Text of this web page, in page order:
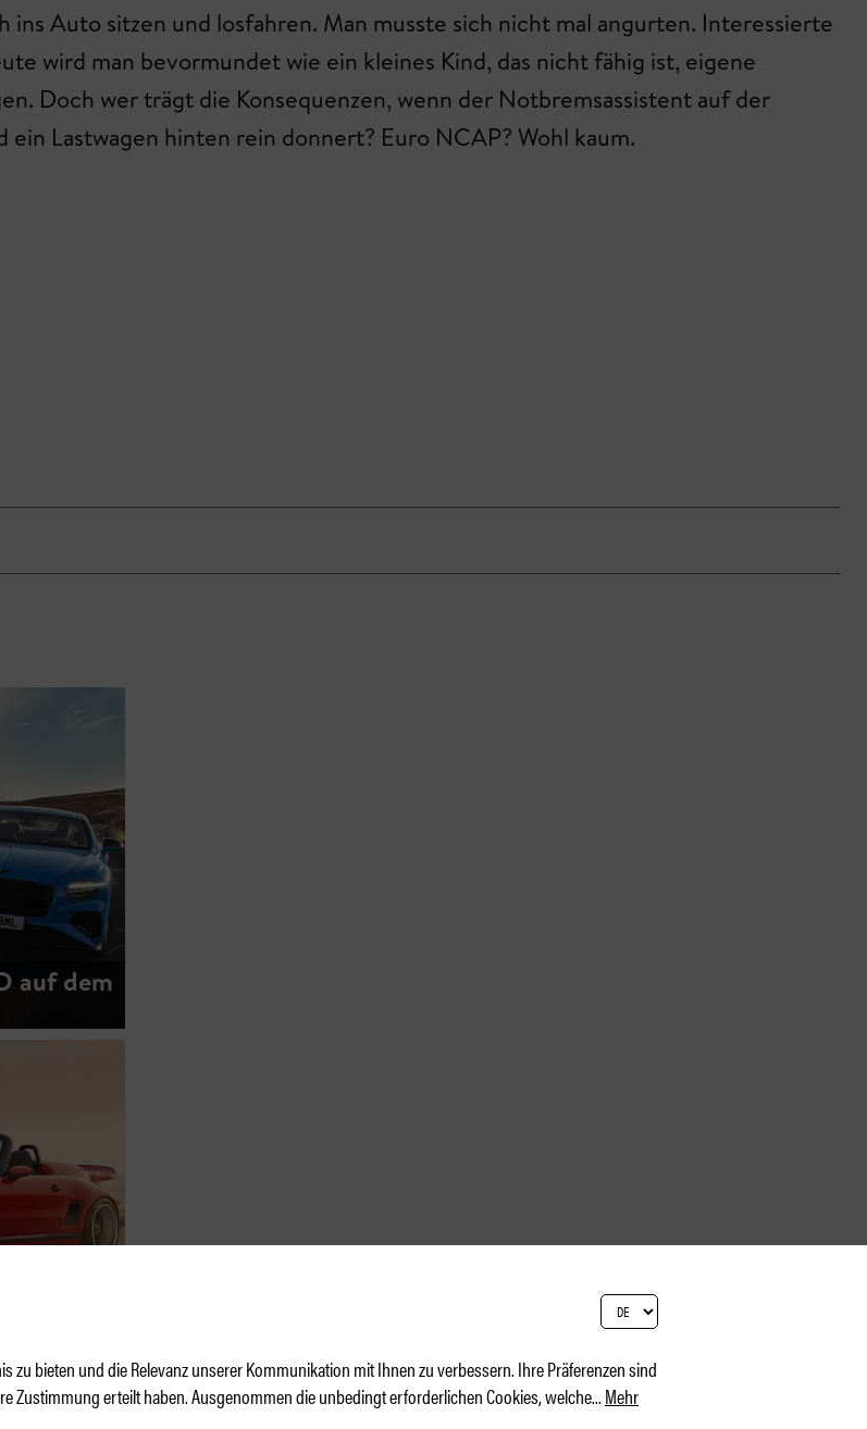
ins Auto sitzen und losfahren. Man musste sich nicht mal angurten. Interessierte
wird man bevormundet wie ein kleines Kind, das nicht fähig ist, eigene
Doch wer trägt die Konsequenzen, wenn der Notbremsassistent auf der
Lastwagen hinten rein donnert? Euro NCAP? Wohl kaum.
auf dem
–
zu bieten und die Relevanz unserer Kommunikation mit Ihnen zu verbessern. Ihre Präferenzen sind
Zustimmung erteilt haben. Ausgenommen die unbedingt erforderlichen Cookies, welche... Mehr